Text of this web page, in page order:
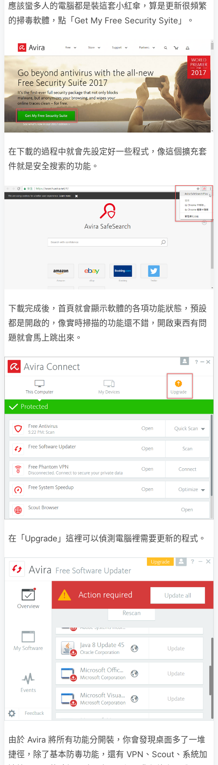
應該蠻多人的電腦都是裝這套小紅傘，算是更新很頻繁
的掃毒軟體，點「Get My Free Security Syite」。
在下載的過程中就會先設定好一些程式，像這個擴充套
件就是安全搜索的功能。
下載完成後，首頁就會顯示軟體的各項功能狀態，預設
都是開啟的，像實時掃描的功能還不錯，開啟東西有問
題就會馬上跳出來。
在「Upgrade」這裡可以偵測電腦裡需要更新的程式。
由於 Avira 將所有功能分開裝，你會發現桌面多了一堆
捷徑，除了基本防毒功能，還有 VPN、Scout、系統加